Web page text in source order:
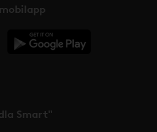
Smart"